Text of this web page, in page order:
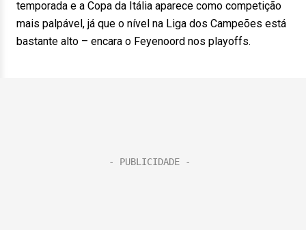
temporada e a Copa da Itália aparece como competição
mais palpável, já que o nível na Liga dos Campeões está
bastante alto – encara o Feyenoord nos playoffs.